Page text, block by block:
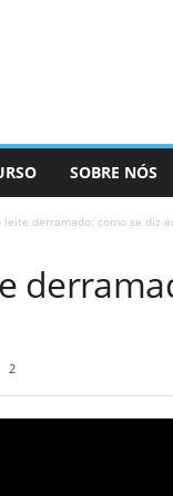
SOBRE NÓS
leite derramado: como se diz
2